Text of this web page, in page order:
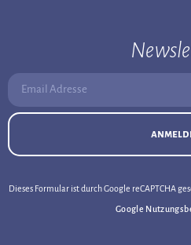
Email Adresse:
Dieses Formular ist durch Google reCAPTCHA
Google